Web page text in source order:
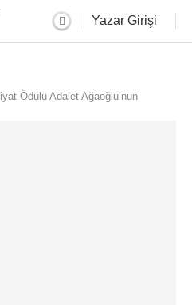
Yazar Girişi
Ödülü Adalet Ağaoğlu’nun